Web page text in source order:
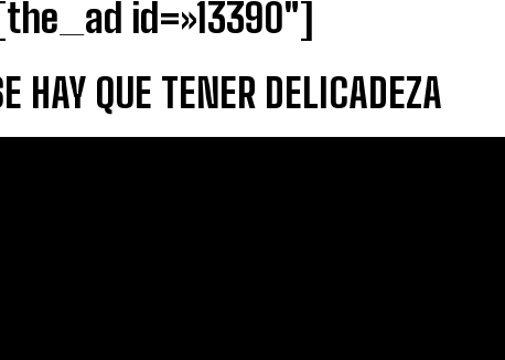
[the_ad id=»13390″]
HAY QUE TENER DELICADEZA